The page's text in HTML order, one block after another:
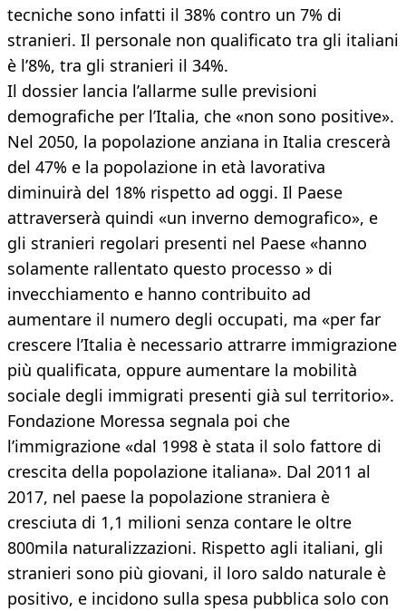
tecniche sono infatti il 38% contro un 7% di
stranieri. Il personale non qualificato tra gli italiani
è l’8%, tra gli stranieri il 34%.
Il dossier lancia l’allarme sulle previsioni
demografiche per l’Italia, che «non sono positive».
Nel 2050, la popolazione anziana in Italia crescerà
del 47% e la popolazione in età lavorativa
diminuirà del 18% rispetto ad oggi. Il Paese
attraverserà quindi «un inverno demografico», e
gli stranieri regolari presenti nel Paese «hanno
solamente rallentato questo processo » di
invecchiamento e hanno contribuito ad
aumentare il numero degli occupati, ma «per far
crescere l’Italia è necessario attrarre immigrazione
più qualificata, oppure aumentare la mobilità
sociale degli immigrati presenti già sul territorio».
Fondazione Moressa segnala poi che
l’immigrazione «dal 1998 è stata il solo fattore di
crescita della popolazione italiana». Dal 2011 al
2017, nel paese la popolazione straniera è
cresciuta di 1,1 milioni senza contare le oltre
800mila naturalizzazioni. Rispetto agli italiani, gli
stranieri sono più giovani, il loro saldo naturale è
positivo, e incidono sulla spesa pubblica solo con